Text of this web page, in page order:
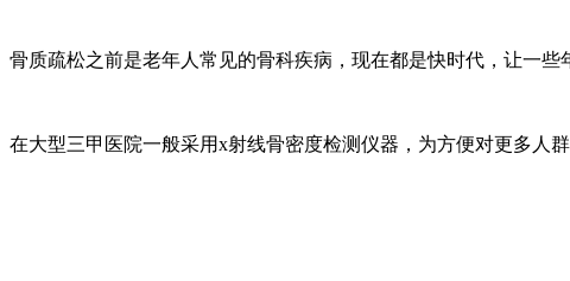
骨质疏松之前是老年人常见的骨科疾病，现在都是快时代，让一
在大型三甲医院一般采用x射线骨密度检测仪器，为方便对更多人